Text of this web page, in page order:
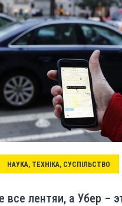
НАУКА, ТЕХНІКА, СУСПІЛЬСТВО
все лентяи, а Убер –